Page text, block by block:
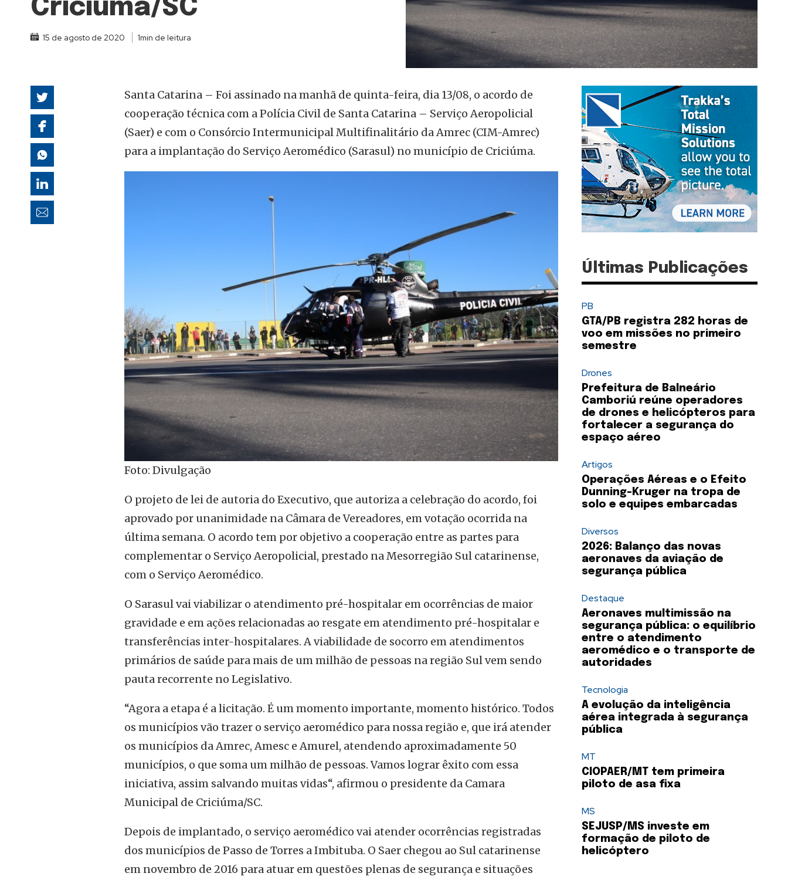
autoridades
Criciúma/SC
15 de agosto de 2020 1min de leitura
Santa Catarina – Foi assinado na manhã de quinta-feira, dia 13/08, o acordo de
cooperação técnica com a Polícia Civil de Santa Catarina – Serviço Aeropolicial
(Saer) e com o Consórcio Intermunicipal Multifinalitário da Amrec (CIM-Amrec)
para a implantação do Serviço Aeromédico (Sarasul) no município de Criciúma.
Foto: Divulgação
O projeto de lei de autoria do Executivo, que autoriza a celebração do acordo, foi
aprovado por unanimidade na Câmara de Vereadores, em votação ocorrida na
última semana. O acordo tem por objetivo a cooperação entre as partes para
complementar o Serviço Aeropolicial, prestado na Mesorregião Sul catarinense,
com o Serviço Aeromédico.
O Sarasul vai viabilizar o atendimento pré-hospitalar em ocorrências de maior
gravidade e em ações relacionadas ao resgate em atendimento pré-hospitalar e
transferências inter-hospitalares. A viabilidade de socorro em atendimentos
primários de saúde para mais de um milhão de pessoas na região Sul vem sendo
pauta recorrente no Legislativo.
“Agora a etapa é a licitação. É um momento importante, momento histórico. Todos
os municípios vão trazer o serviço aeromédico para nossa região e, que irá atender
os municípios da Amrec, Amesc e Amurel, atendendo aproximadamente 50
municípios, o que soma um milhão de pessoas. Vamos lograr êxito com essa
iniciativa, assim salvando muitas vidas“, afirmou o presidente da Camara
Municipal de Criciúma/SC.
Depois de implantado, o serviço aeromédico vai atender ocorrências registradas
dos municípios de Passo de Torres a Imbituba. O Saer chegou ao Sul catarinense
em novembro de 2016 para atuar em questões plenas de segurança e situações
Últimas Publicações
PB
GTA/PB registra 282 horas de
voo em missões no primeiro
semestre
Drones
Prefeitura de Balneário
Camboriú reúne operadores
de drones e helicópteros para
fortalecer a segurança do
espaço aéreo
Artigos
Operações Aéreas e o Efeito
Dunning-Kruger na tropa de
solo e equipes embarcadas
Diversos
2026: Balanço das novas
aeronaves da aviação de
segurança pública
Destaque
Aeronaves multimissão na
segurança pública: o equilíbrio
entre o atendimento
aeromédico e o transporte de
autoridades
Tecnologia
A evolução da inteligência
aérea integrada à segurança
pública
MT
CIOPAER/MT tem primeira
piloto de asa fixa
MS
SEJUSP/MS investe em
formação de piloto de
helicóptero